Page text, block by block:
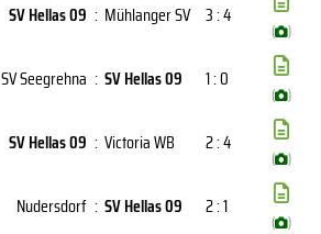
SV Hellas 09 : Mühlanger SV 3 : 4
( )
SV Seegrehna : SV Hellas 09 1 : 0
( )
SV Hellas 09 : Victoria WB 2 : 4
( )
Nudersdorf : SV Hellas 09 2 : 1
( )